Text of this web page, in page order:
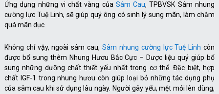
Ứng dụng những vi chất vàng của Sâm Cau, TPBVSK Sâm nhung
cường lực Tuệ Linh, sẽ giúp quý ông có sinh lý sung mãn, làm chậm
quá mãn dục.
Không chỉ vậy, ngoài sâm cau, Sâm nhung cường lực Tuệ Linh còn
được bổ sung thêm Nhung Hươu Bắc Cực – Dược liệu quý giúp bổ
sung những dưỡng chất thiết yếu nhất trong cơ thể. Đặc biệt, hợp
chất IGF-1 trong nhung hươu còn giúp loại bỏ những tác dụng phụ
của sâm cau khi sử dụng lâu ngày. Người gây yếu, mệt mỏi lên dùng,